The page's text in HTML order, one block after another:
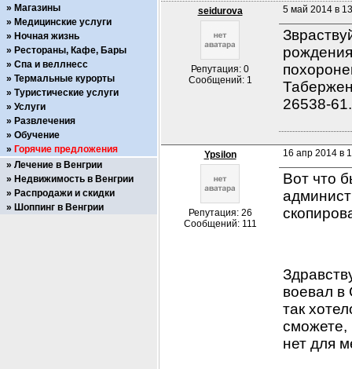
seidurova
Репутация: 0
Сообщений: 1
5 май 2014 в
26538-
Ypsilon
Репутация: 26
Сообщений: 111
16 апр 2014 в
Вот что
воевал в
так
сможете,
Магазины
Медицинские услуги
Ночная жизнь
Рестораны, Кафе, Бары
Спа и веллнесс
Термальные курорты
Туристические услуги
Услуги
Развлечения
Обучение
Горячие предложения
Лечение в Венгрии
Недвижимость в Венгрии
Распродажи и скидки
Шоппинг в Венгрии